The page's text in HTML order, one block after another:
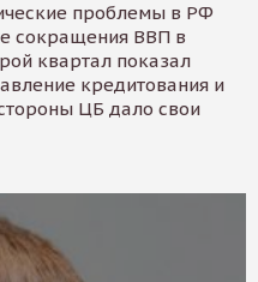
проблемы в РФ
сокращения ВВП в
квартал показал
кредитования и
ЦБ дало свои